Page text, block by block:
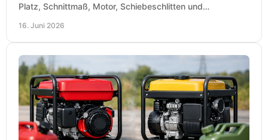
Platz, Schnittmaß, Motor, Schiebeschlitten und
16. Juni 2026